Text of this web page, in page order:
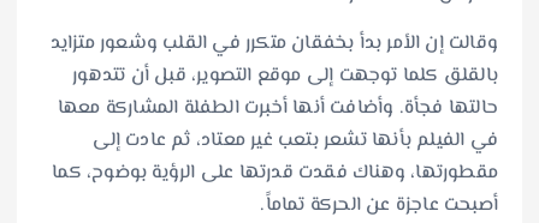
وقالت إن الأمر بدأ بخفقان متكرر في القلب وشعور متزايد
بالقلق كلما توجهت إلى موقع التصوير، قبل أن تتدهور
حالتها فجأة. وأضافت أنها أخبرت الطفلة المشاركة معها
في الفيلم بأنها تشعر بتعب غير معتاد، ثم عادت إلى
مقطورتها، وهناك فقدت قدرتها على الرؤية بوضوح، كما
أصبحت عاجزة عن الحركة تماماً.